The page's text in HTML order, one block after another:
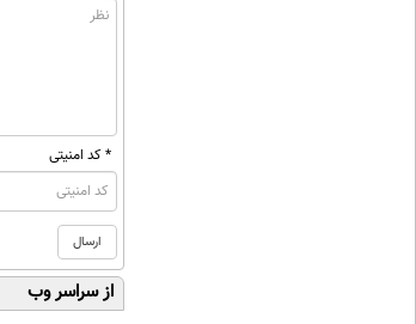
* کد امنیتی
از سراسر وب